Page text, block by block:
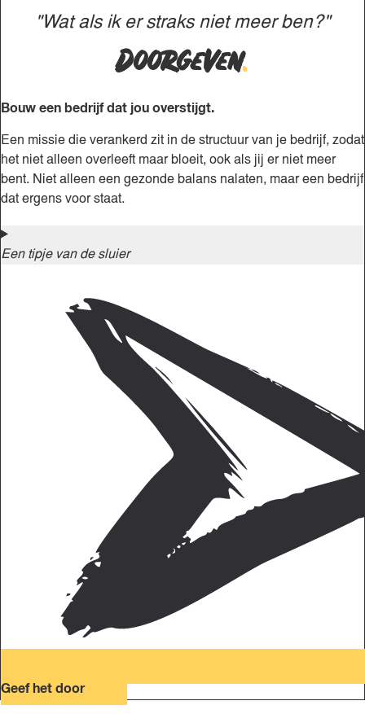
"Wat als ik er straks niet meer ben?"
Doorgeven.
Bouw een bedrijf dat jou overstijgt.
Een missie die verankerd zit in de structuur van je bedrijf, zodat
het niet alleen overleeft maar bloeit, ook als jij er niet meer
bent. Niet alleen een gezonde balans nalaten, maar een bedrijf
dat ergens voor staat.
Een tipje van de sluier
Geef het door